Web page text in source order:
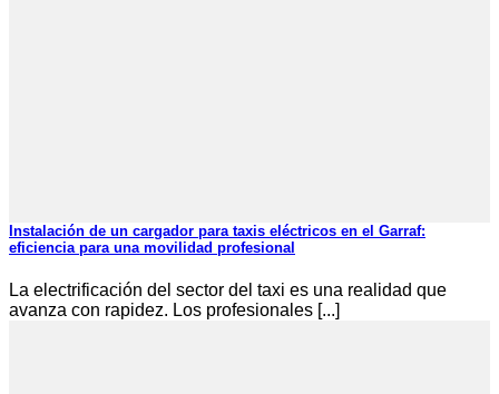
Instalación de un cargador para taxis eléctricos en el Garraf:
eficiencia para una movilidad profesional
La electrificación del sector del taxi es una realidad que
avanza con rapidez. Los profesionales [...]